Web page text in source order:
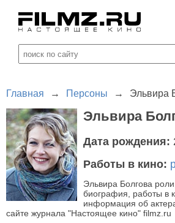
Главная → Персоны → Эльвира
Эльвира
Дата рождения:
Работы в кино:
Эльвира Болгова
биография, работы в
информация об
сайте журнала "Настоящее кино" filmz.ru